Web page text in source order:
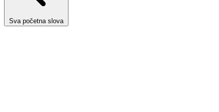
Sva početna slova